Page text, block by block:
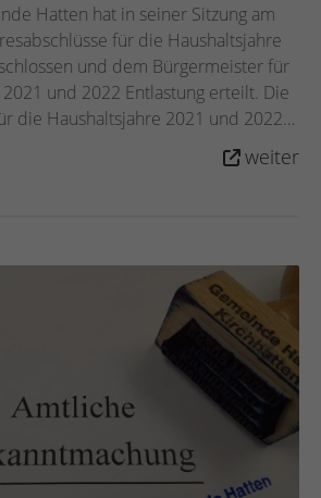
Hatten hat in seiner Sitzung am
für die Haushaltsjahre
und dem Bürgermeister für
und 2022 Entlastung erteilt. Die
die Haushaltsjahre 2021 und 2022
10.08.2026 bis 18.08.2026
zur Einsichtnahme im
Tobias Hunger
des Bürgermeisters.
weiter